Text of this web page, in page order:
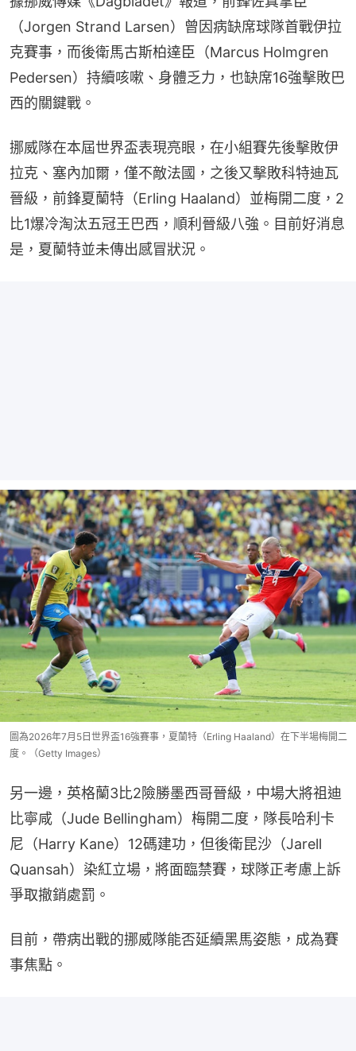
（Jorgen Strand Larsen）曾因病缺席球隊首戰伊拉
克賽事，而後衛馬古斯柏達臣（Marcus Holmgren
Pedersen）持續咳嗽、身體乏力，也缺席16強擊敗巴
西的關鍵戰。
挪威隊在本屆世界盃表現亮眼，在小組賽先後擊敗伊
拉克、塞內加爾，僅不敵法國，之後又擊敗科特迪瓦
晉級，前鋒夏蘭特（Erling Haaland）並梅開二度，2
比1爆冷淘汰五冠王巴西，順利晉級八強。目前好消息
是，夏蘭特並未傳出感冒狀況。
圖為2026年7月5日世界盃16強賽事，夏蘭特（Erling Haaland）在下半場梅開二
度。（Getty Images）
另一邊，英格蘭3比2險勝墨西哥晉級，中場大將祖迪
比寧咸（Jude Bellingham）梅開二度，隊長哈利卡
尼（Harry Kane）12碼建功，但後衛昆沙（Jarell
Quansah）染紅立場，將面臨禁賽，球隊正考慮上訴
爭取撤銷處罰。
目前，帶病出戰的挪威隊能否延續黑馬姿態，成為賽
事焦點。